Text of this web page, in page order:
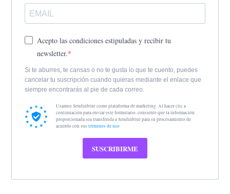
Acepto las condiciones estipuladas y recibir tu
newsletter.
Si te aburres, te cansas o no te gusta lo que te cuento, puedes
cancelar tu suscripción cuando quieras mediante el enlace que
siempre encontrarás al pie de cada correo.
Usamos Sendinblue como plataforma de marketing. Al hacer clic a
continuación para enviar este formulario, consiente que la información
proporcionada sea transferida a Sendinblue para su procesamiento de
acuerdo con sus términos de uso
SUSCRIBIRME